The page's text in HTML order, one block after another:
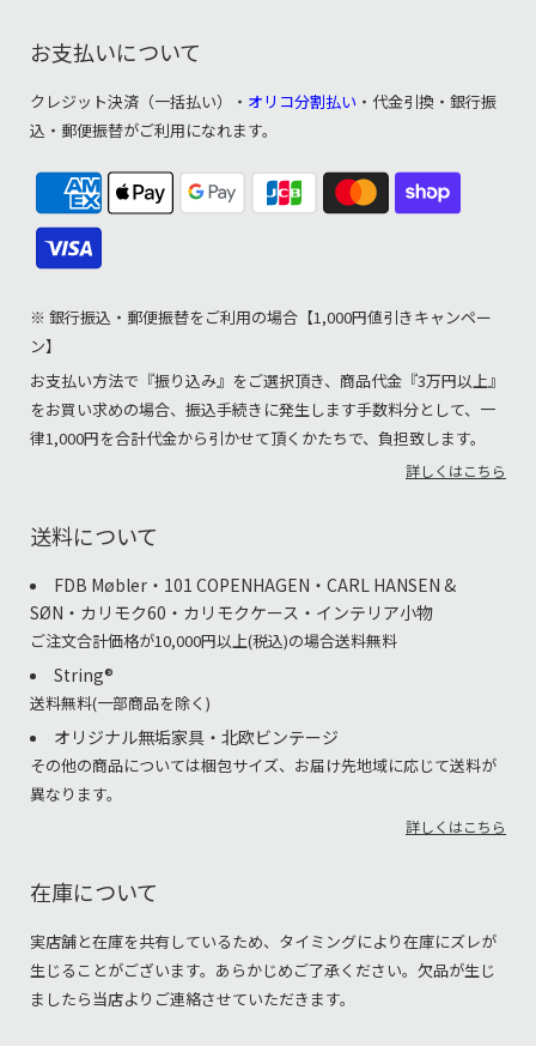
お支払いについて
クレジット決済（一括払い）・ オリコ分割払い ・代金引換・銀行振
込・郵便振替がご利用になれます。
※ 銀行振込・郵便振替をご利用の場合【1,000円値引きキャンペー
ン】
お支払い方法で『振り込み』をご選択頂き、商品代金『3万円以上』
をお買い求めの場合、振込手続きに発生します手数料分として、一
律1,000円を合計代金から引かせて頂くかたちで、負担致します。
詳しくはこちら
送料について
FDB Møbler・101 COPENHAGEN・CARL HANSEN &
SØN・カリモク60・カリモクケース・インテリア小物
ご注文合計価格が10,000円以上(税込)の場合送料無料
String®︎
送料無料(一部商品を除く)
オリジナル無垢家具・北欧ビンテージ
その他の商品については梱包サイズ、お届け先地域に応じて送料が
異なります。
詳しくはこちら
在庫について
実店舗と在庫を共有しているため、タイミングにより在庫にズレが
生じることがございます。あらかじめご了承ください。欠品が生じ
ましたら当店よりご連絡させていただきます。